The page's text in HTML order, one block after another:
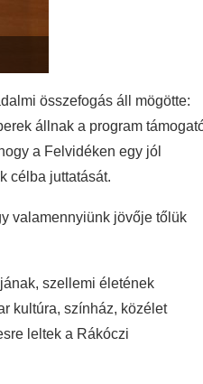
összefogás áll mögötte:
állnak a program
a Felvidéken egy jól
célba juttatását.
valamennyiünk jövője tőlük
szellemi életének
kultúra, színház, közélet
leltek a Rákóczi